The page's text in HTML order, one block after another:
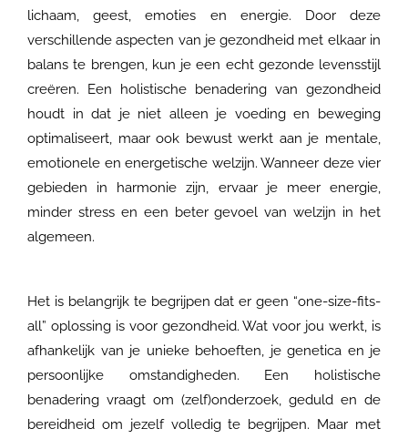
lichaam, geest, emoties en energie. Door deze
verschillende aspecten van je gezondheid met elkaar in
balans te brengen, kun je een echt gezonde levensstijl
creëren. Een holistische benadering van gezondheid
houdt in dat je niet alleen je voeding en beweging
optimaliseert, maar ook bewust werkt aan je mentale,
emotionele en energetische welzijn. Wanneer deze vier
gebieden in harmonie zijn, ervaar je meer energie,
minder stress en een beter gevoel van welzijn in het
algemeen.
Het is belangrijk te begrijpen dat er geen “one-size-fits-
all” oplossing is voor gezondheid. Wat voor jou werkt, is
afhankelijk van je unieke behoeften, je genetica en je
persoonlijke omstandigheden. Een holistische
benadering vraagt om (zelf)onderzoek, geduld en de
bereidheid om jezelf volledig te begrijpen. Maar met